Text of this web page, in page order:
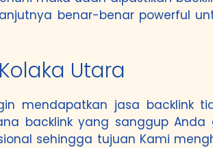
benar-benar powerful
Utara
mendapatkan jasa backlink
backlink yang sanggup
sehingga tujuan Kami